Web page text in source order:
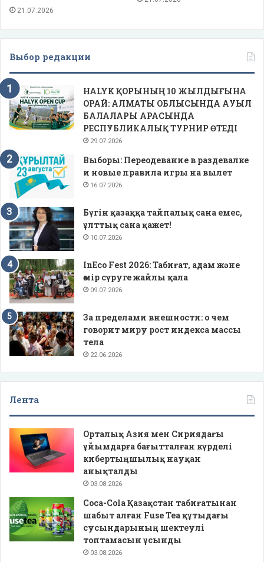
21.07.2026
Выбор редакции
HALYK ҚОРЫНЫҢ 10 ЖЫЛДЫҒЫНА
ОРАЙ: АЛМАТЫ ОБЛЫСЫНДА АУЫЛ
БАЛАЛАРЫ АРАСЫНДА
РЕСПУБЛИКАЛЫҚ ТУРНИР ӨТЕДІ
29.07.2026
Выборы: Переодевание в раздевалке
и новые правила игры на вылет
16.07.2026
Бүгін қазаққа тайпалық сана емес,
ұлттық сана қажет!
10.07.2026
InEco Fest 2026: Табиғат, адам және
өмір сүруге жайлы қала
09.07.2026
За пределами внешности: о чем
говорит миру рост индекса массы
тела
22.06.2026
Лента
Орталық Азия мен Сириядағы
ұйымдарға бағытталған күрделі
кибертыңшылық науқан
анықталды
03.08.2026
Coca-Cola Қазақстан табиғатынан
шабыт алған Fuse Tea құтыдағы
сусындарының шектеулі
топтамасын ұсынды
03.08.2026